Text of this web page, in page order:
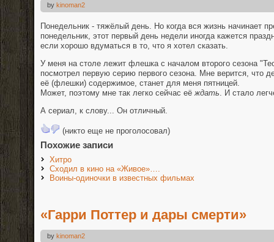
by kinoman2
Понедельник - тяжёлый день. Но когда вся жизнь начинает
понедельник, этот первый день недели иногда кажется
если хорошо вдуматься в то, что я хотел сказать.
У меня на столе лежит флешка с началом второго сезона
посмотрел первую серию первого сезона. Мне верится, что
её (флешки) содержимое, станет для меня пятницей.
Может, поэтому мне так легко сейчас её ждать . И стало
А сериал, к слову... Он отличный.
(никто еще не проголосовал)
Похожие записи
Хитро
Сходил в кино на «Живое»….
Воины-одиночки в известных фильмах
«Гарри Поттер и дары смерти»
by kinoman2